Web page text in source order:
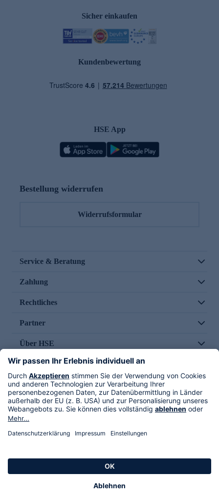
Sicher einkaufen
Kundenbewertung
HSE App
Bestellung widerrufen
Widerrufsformular
Service & Beratung
Zahlung
Rechtliches
Partner
Über HSE
Im TV
HSE International